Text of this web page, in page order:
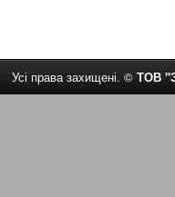
Усі права захищені. © ТОВ